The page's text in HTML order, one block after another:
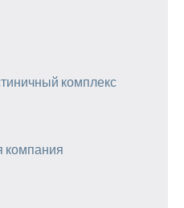
комплекс
компания